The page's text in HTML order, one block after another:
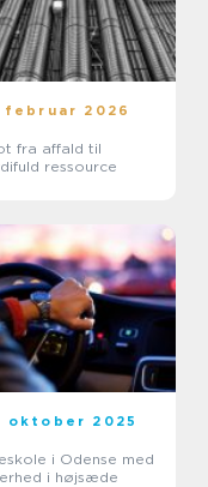
februar 2026
til
ressource
oktober 2025
i Odense med
i højsæde